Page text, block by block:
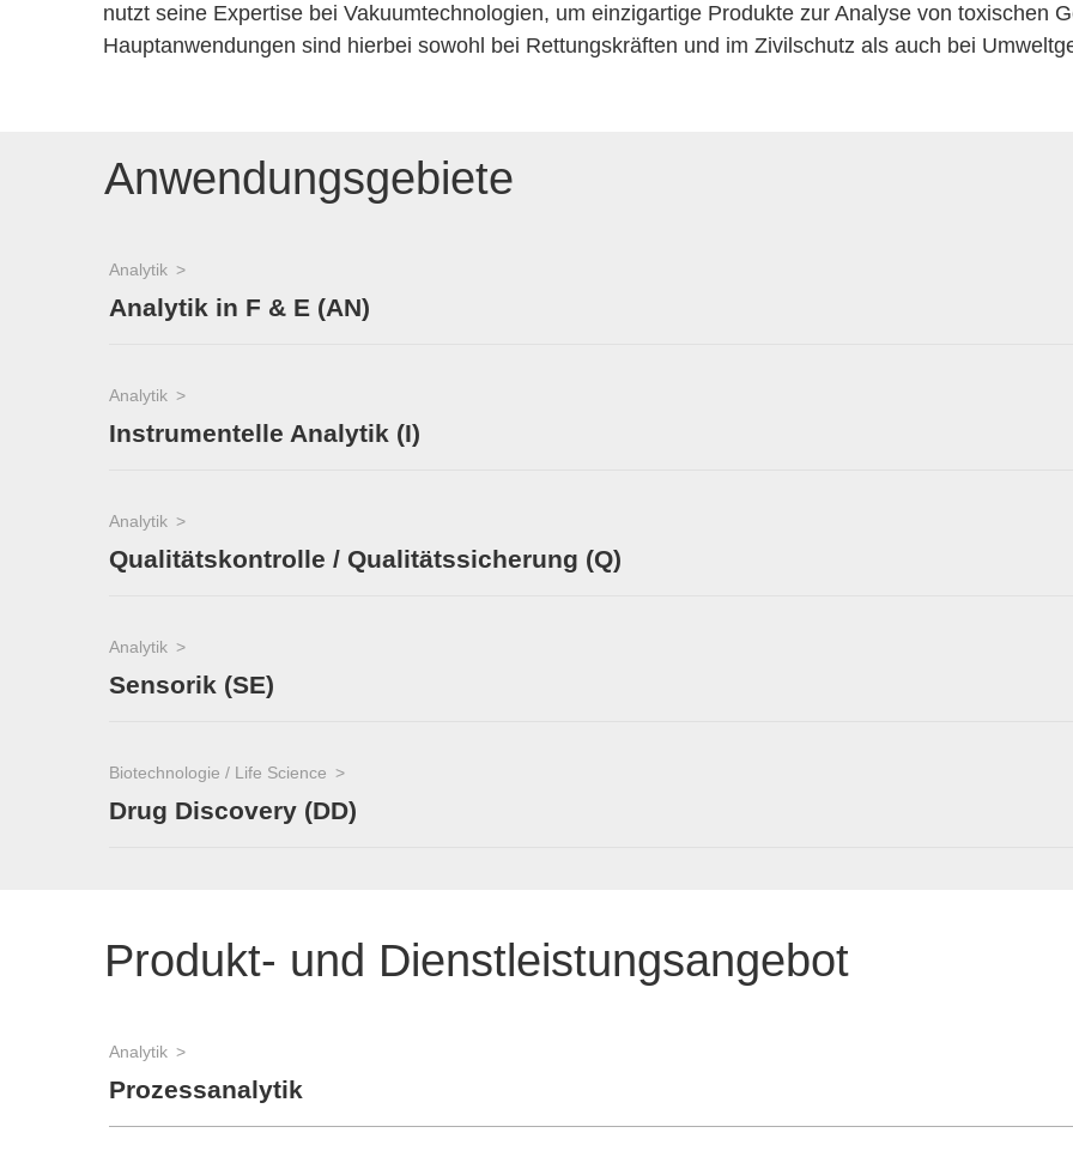
nutzt seine Expertise bei Vakuumtechnologien, um einzigartige Produkte zur Analyse von toxischen
Hauptanwendungen sind hierbei sowohl bei Rettungskräften und im Zivilschutz als auch bei
Anwendungsgebiete
Analytik
Analytik in F & E (AN)
Analytik
Instrumentelle Analytik (I)
Analytik
Qualitätskontrolle / Qualitätssicherung (Q)
Analytik
Sensorik (SE)
Biotechnologie / Life Science
Drug Discovery (DD)
Produkt- und Dienstleistungsangebot
Analytik
Prozessanalytik